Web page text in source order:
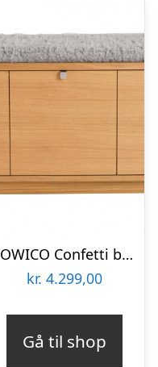
ROWICO Confetti bænk – olieret eg/lysegrå hynde, m. 3 skuffer
kr. 4.299,00
Gå til shop